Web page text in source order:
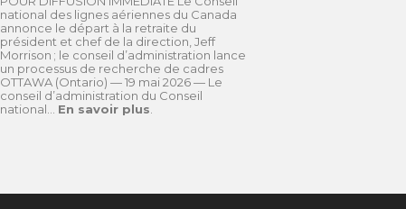
national des lignes aériennes du Canada
annonce le départ à la retraite du
président et chef de la direction, Jeff
Morrison ; le conseil d’administration lance
un processus de recherche de cadres
OTTAWA (Ontario) — 19 mai 2026 — Le
conseil d’administration du Conseil
national... En savoir plus